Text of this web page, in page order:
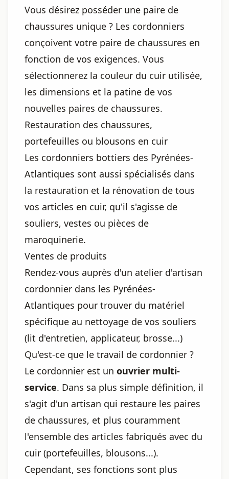
Vous désirez posséder une paire de
chaussures unique ? Les cordonniers
conçoivent votre paire de chaussures en
fonction de vos exigences. Vous
sélectionnerez la couleur du cuir utilisée,
les dimensions et la patine de vos
nouvelles paires de chaussures.
Restauration des chaussures,
portefeuilles ou blousons en cuir
Les cordonniers bottiers des Pyrénées-
Atlantiques sont aussi spécialisés dans
la restauration et la rénovation de tous
vos articles en cuir, qu'il s'agisse de
souliers, vestes ou pièces de
maroquinerie.
Ventes de produits
Rendez-vous auprès d'un atelier d'artisan
cordonnier dans les Pyrénées-
Atlantiques pour trouver du matériel
spécifique au nettoyage de vos souliers
(lit d'entretien, applicateur, brosse...)
Qu'est-ce que le travail de cordonnier ?
Le cordonnier est un ouvrier multi-
service. Dans sa plus simple définition, il
s'agit d'un artisan qui restaure les paires
de chaussures, et plus couramment
l'ensemble des articles fabriqués avec du
cuir (portefeuilles, blousons...).
Cependant, ses fonctions sont plus